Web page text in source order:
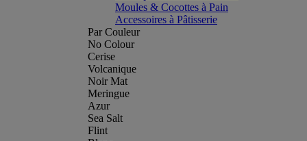
Moules & Cocottes à Pain
Accessoires à Pâtisserie
Par Couleur
No Colour
Cerise
Volcanique
Noir Mat
Meringue
Azur
Sea Salt
Flint